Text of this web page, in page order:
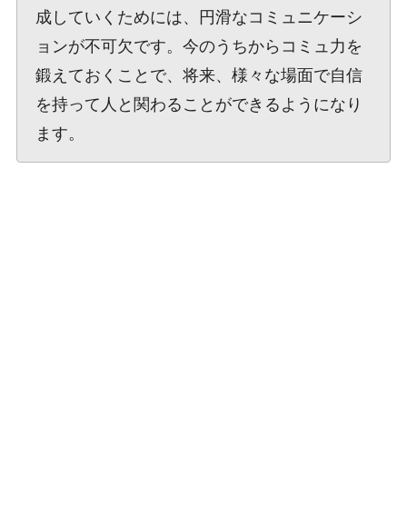
成していくためには、円滑なコミュニケーシ
ョンが不可欠です。今のうちからコミュ力を
鍛えておくことで、将来、様々な場面で自信
を持って人と関わることができるようになり
ます。